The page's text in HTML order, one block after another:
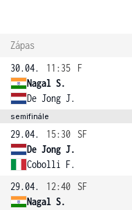
Zápas
30.04.
11:35
F
Nagal S.
De Jong J.
semifinále
29.04. 15:30
SF
De Jong J.
Cobolli F.
29.04.
12:40
SF
Nagal S.